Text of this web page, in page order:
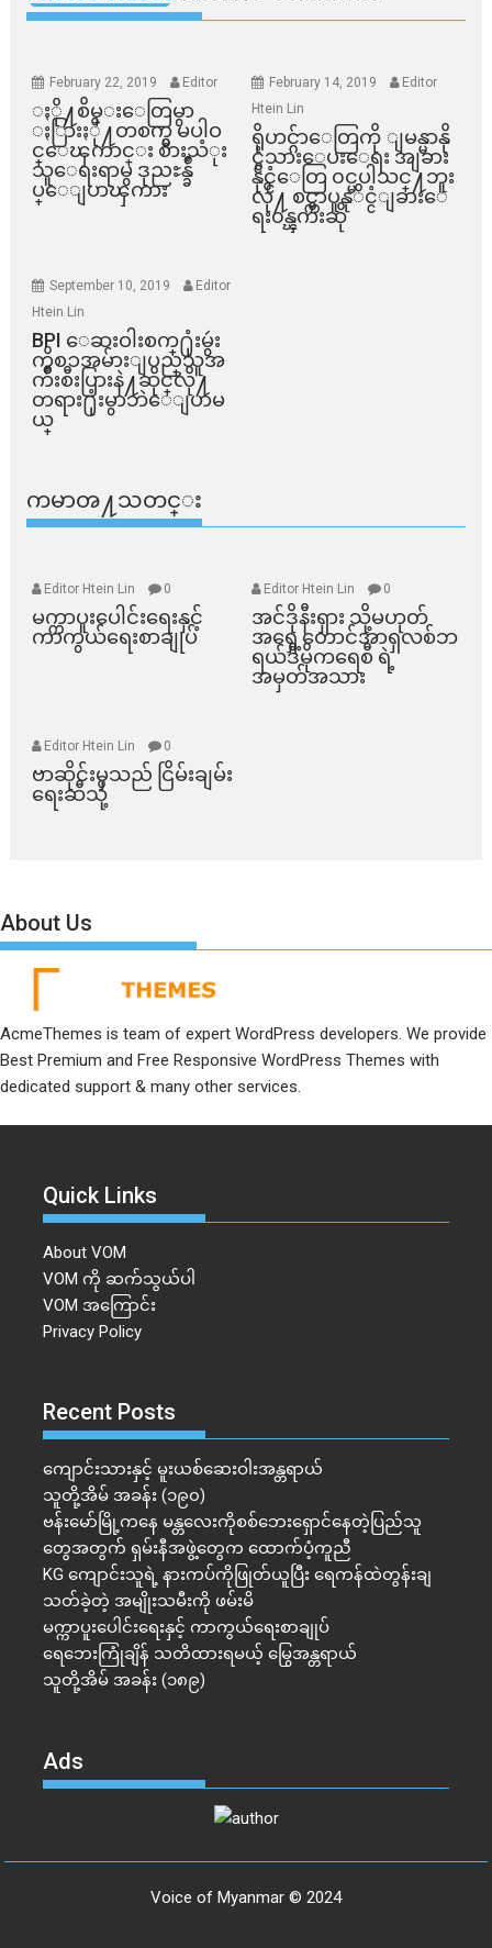
February 22, 2019 Editor
ႏို႔စိမ္းေတြမွာ
ႏြားႏို႔တစက္မွ မပါဝ
င္ေၾကာင္း စားသံုး
သူေရးရာမွ ဒုညႊန္ခ်ဳ
ပ္ေျပာၾကား
February 14, 2019
Editor
Htein Lin
ရိုဟင္ဂ်ာေတြကို ျမန္မာနို
င္ငံသားေပးေရး အျခား
နိုင္ငံေတြ ၀င္မပါသင္႔ဘူး
လို႔ စင္ကာပူနုိင္ငံျခားေ
ရး၀န္ၾကီးဆို
September 10, 2019
Editor
Htein Lin
BPI ​ေဆးဝါးစက္​႐ုံးမွဴး
ကိစၥအမ်ားျပည္​သူအ
က်ိဳးစီးပြားနဲ႔ဆိုင္​လို႔
တရား႐ုံးမွာဘဲေျပာမ
ယ္​
ကမာၻ႔သတင္း
Editor Htein Lin 0
မက္ကာပူးပေါင်းရေးနှင့်
ကာကွယ်ရေးစာချုပ်
Editor Htein Lin 0
အင်ဒိုနီးရှား သို့မဟုတ်
အရှေ့တောင်အာရှလစ်ဘ
ရယ်ဒီမိုကရေစီ ရဲ့
အမှတ်အသား
Editor Htein Lin 0
ဗာဆိုင်းမှသည် ငြိမ်းချမ်း
ရေးဆီသို့
About Us
AcmeThemes is team of expert WordPress developers. We provide
Best Premium and Free Responsive WordPress Themes with
dedicated support & many other services.
Quick Links
About VOM
VOM ကို ဆက်သွယ်ပါ
VOM အကြောင်း
Privacy Policy
Recent Posts
ကျောင်းသားနှင့် မူးယစ်ဆေးဝါးအန္တရာယ်
သူတို့အိမ် အခန်း (၁၉၀)
ဗန်းမော်မြို့ကနေ မန္တလေးကိုစစ်ဘေးရှောင်နေတဲ့ပြည်သူ
တွေအတွက် ရှမ်းနီအဖွဲ့တွေက ထောက်ပံ့ကူညီ
KG ကျောင်းသူရဲ့ နားကပ်ကိုဖြုတ်ယူပြီး ရေကန်ထဲတွန်းချ
သတ်ခဲ့တဲ့ အမျိုးသမီးကို ဖမ်းမိ
မက္ကာပူးပေါင်းရေးနှင့် ကာကွယ်ရေးစာချုပ်
ရေဘေးကြုံချိန် သတိထားရမယ့် မြွေအန္တရာယ်
သူတို့အိမ် အခန်း (၁၈၉)
Ads
Voice of Myanmar © 2024